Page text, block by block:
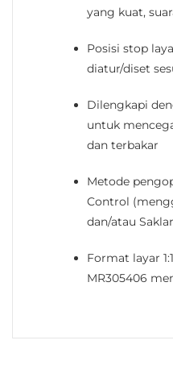
yang kuat,
Posisi stop
diatur/diset
Dilengkapi
untuk
dan terbakar
Metode
Control
dan/atau
Format layar
MR305406